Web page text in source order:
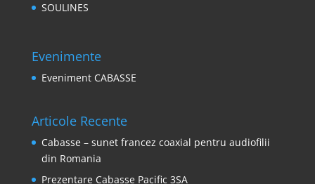
SOULINES
Evenimente
Eveniment CABASSE
Articole Recente
Cabasse – sunet francez coaxial pentru audiofilii
din Romania
Prezentare Cabasse Pacific 3SA